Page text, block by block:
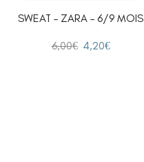
SWEAT – ZARA – 6/9 MOIS
6,00€ 4,20€